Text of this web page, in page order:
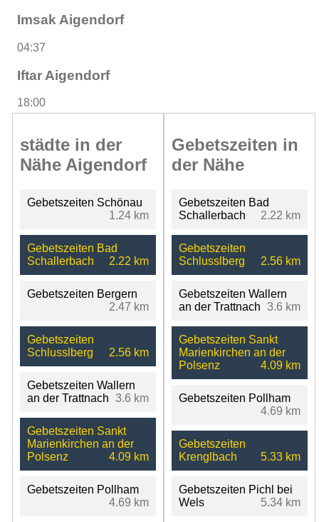
Imsak Aigendorf
04:37
Iftar Aigendorf
18:00
städte in der
Nähe Aigendorf
Gebetszeiten Schönau
1.24 km
Gebetszeiten Bad
Schallerbach
2.22 km
Gebetszeiten Bergern
2.47 km
Gebetszeiten
Schlusslberg
2.56 km
Gebetszeiten Wallern
an der Trattnach 3.6 km
Gebetszeiten Sankt
Marienkirchen an der
Polsenz
4.09 km
Gebetszeiten Pollham
4.69 km
Gebetszeiten in
der Nähe
Gebetszeiten Bad
Schallerbach
2.22 km
Gebetszeiten
Schlusslberg
2.56 km
Gebetszeiten Wallern
an der Trattnach 3.6 km
Gebetszeiten Sankt
Marienkirchen an der
Polsenz
4.09 km
Gebetszeiten Pollham
4.69 km
Gebetszeiten
Krenglbach
5.33 km
Gebetszeiten Pichl bei
Wels
5.34 km